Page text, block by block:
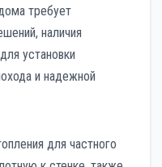
требует
наличия
установки
и надежной
для частного